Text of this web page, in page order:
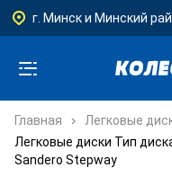
г. Минск и Минский
Главная
Легковые
Легковые диски Тип
Sandero Stepway